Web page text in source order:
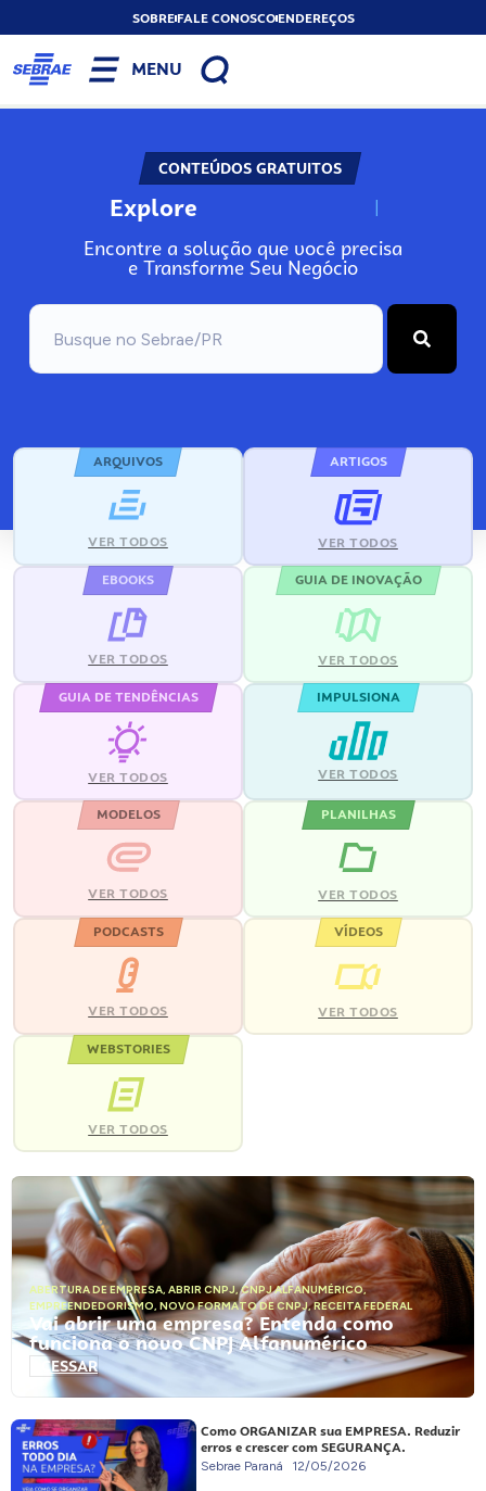
SOBREFALE CONOSCOENDEREÇOS
MENU
CONTEÚDOS GRATUITOS
Explore N
Encontre a solução que você precisa
e Transforme Seu Negócio
ARQUIVOS
VER TODOS
ARTIGOS
VER TODOS
EBOOKS
VER TODOS
GUIA DE INOVAÇÃO
VER TODOS
GUIA DE TENDÊNCIAS
VER TODOS
IMPULSIONA
VER TODOS
MODELOS
VER TODOS
PLANILHAS
VER TODOS
PODCASTS
VER TODOS
VÍDEOS
VER TODOS
WEBSTORIES
VER TODOS
ABERTURA DE EMPRESA, ABRIR CNPJ,CNPJ ALFANUMÉRICO,
EMPREENDEDORISMO, NOVO FORMATO DE CNPJ,RECEITA FEDERAL
Vai abrir uma empresa? Entenda como
funciona o novo CNPJ Alfanumérico
ACESSAR
Como ORGANIZAR sua EMPRESA. Reduzir
erros e crescer com SEGURANÇA.
Sebrae Paraná 12/05/2026